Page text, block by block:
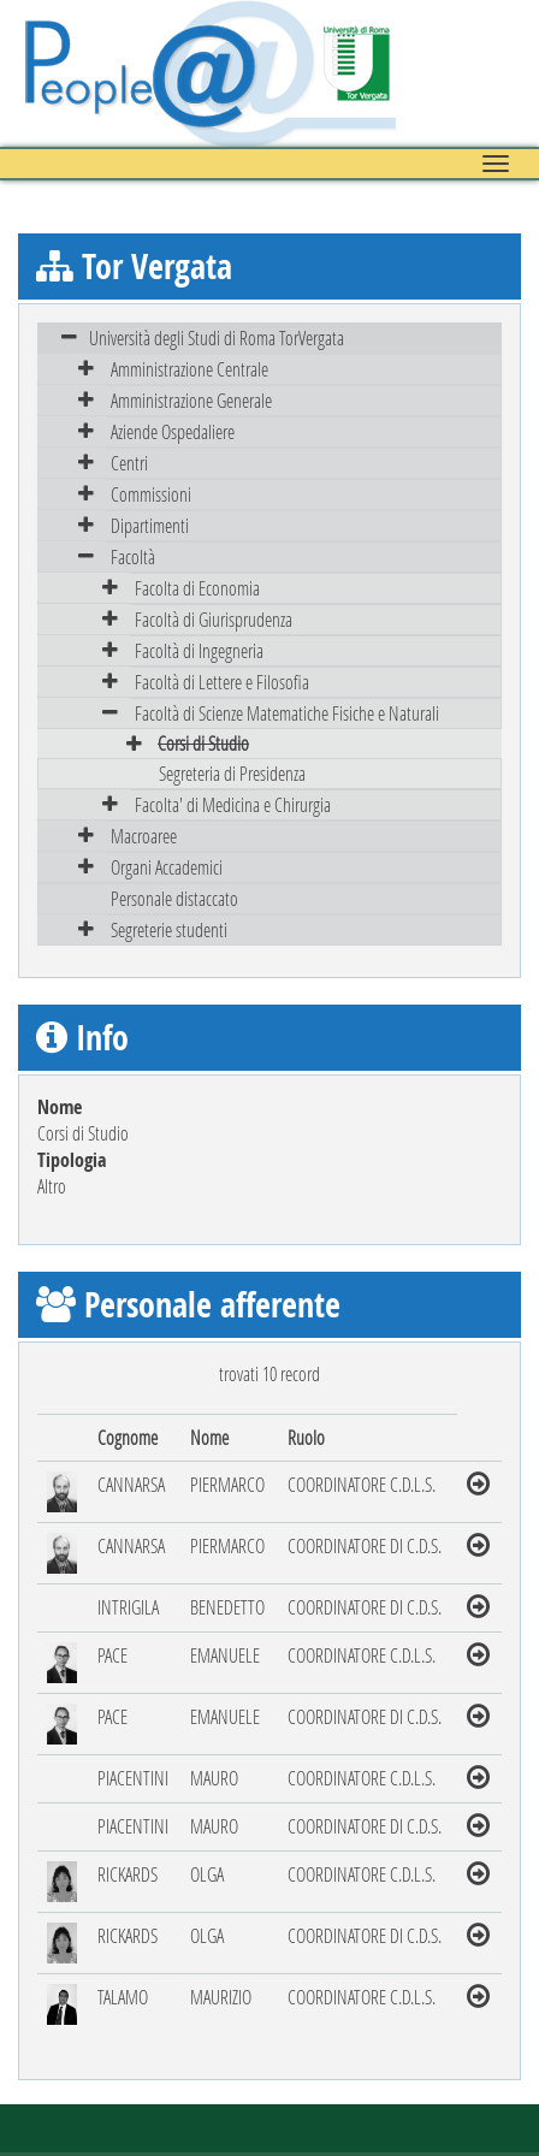
Toggle
Tor Vergata
Università degli Studi di Roma TorVergata
Amministrazione Centrale
Amministrazione Generale
Aziende Ospedaliere
Centri
Commissioni
Dipartimenti
Facoltà
Facolta di Economia
Facoltà di Giurisprudenza
Facoltà di Ingegneria
Facoltà di Lettere e Filosofia
Facoltà di Scienze Matematiche Fisiche e Naturali
Corsi di Studio
Segreteria di Presidenza
Facolta' di Medicina e Chirurgia
Macroaree
Organi Accademici
Personale distaccato
Segreterie studenti
Info
Nome
Corsi di Studio
Tipologia
Altro
Personale afferente
trovati 10 record
Cognome Nome
Ruolo
CANNARSA
PIERMARCO COORDINATORE C.D.L.S.
CANNARSA PIERMARCO COORDINATORE DI C.D.S.
INTRIGILA BENEDETTO
COORDINATORE DI C.D.S.
PACE
EMANUELE COORDINATORE C.D.L.S.
PACE EMANUELE COORDINATORE DI C.D.S.
PIACENTINI MAURO
COORDINATORE C.D.L.S.
PIACENTINI
MAURO
COORDINATORE DI C.D.S.
RICKARDS
OLGA COORDINATORE C.D.L.S.
RICKARDS OLGA COORDINATORE DI C.D.S.
TALAMO MAURIZIO COORDINATORE C.D.L.S.